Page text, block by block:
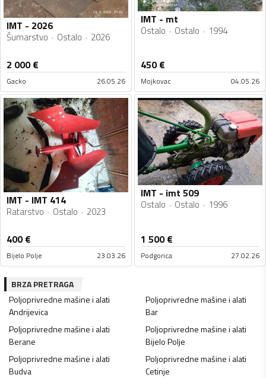
IMT - 2026
Šumarstvo Ostalo 2026
2 000€
Gacko 26.05.26
IMT - mt
Ostalo Ostalo 1994
450€
Mojkovac 04.05.26
IMT - IMT 414
Ratarstvo Ostalo 2023
400€
Bijelo Polje 23.03.26
IMT - imt 509
Ostalo Ostalo 1996
1 500€
Podgorica 27.02.26
BRZA PRETRAGA
Poljoprivredne mašine i alati
Andrijevica
Poljoprivredne mašine i alati
Bar
Poljoprivredne mašine i alati
Berane
Poljoprivredne mašine i alati
Bijelo Polje
Poljoprivredne mašine i alati
Budva
Poljoprivredne mašine i alati
Cetinje